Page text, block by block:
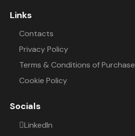
Links
Contacts
Privacy Policy
Terms & Conditions of Purchase
Cookie Policy
Socials
LinkedIn